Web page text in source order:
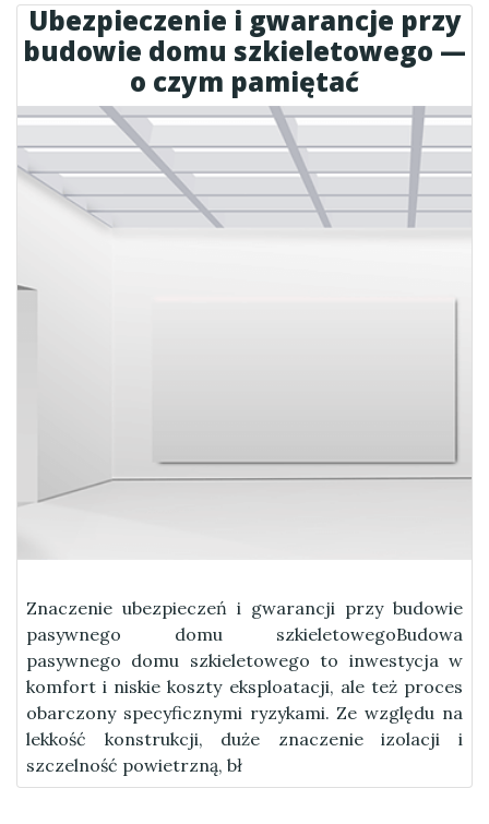
Ubezpieczenie i gwarancje przy
budowie domu szkieletowego —
o czym pamiętać
Znaczenie ubezpieczeń i gwarancji przy budowie
pasywnego domu szkieletowegoBudowa
pasywnego domu szkieletowego to inwestycja w
komfort i niskie koszty eksploatacji, ale też proces
obarczony specyficznymi ryzykami. Ze względu na
lekkość konstrukcji, duże znaczenie izolacji i
szczelność powietrzną, bł